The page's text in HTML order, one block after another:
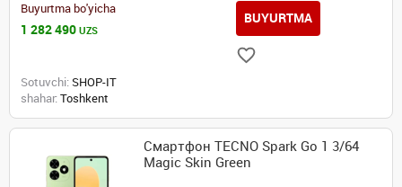
Buyurtma bo'yicha
1 282 490 UZS
BUYURTMA
Sotuvchi: SHOP-IT
shahar: Toshkent
Смартфон TECNO Spark Go 1 3/64
Magic Skin Green